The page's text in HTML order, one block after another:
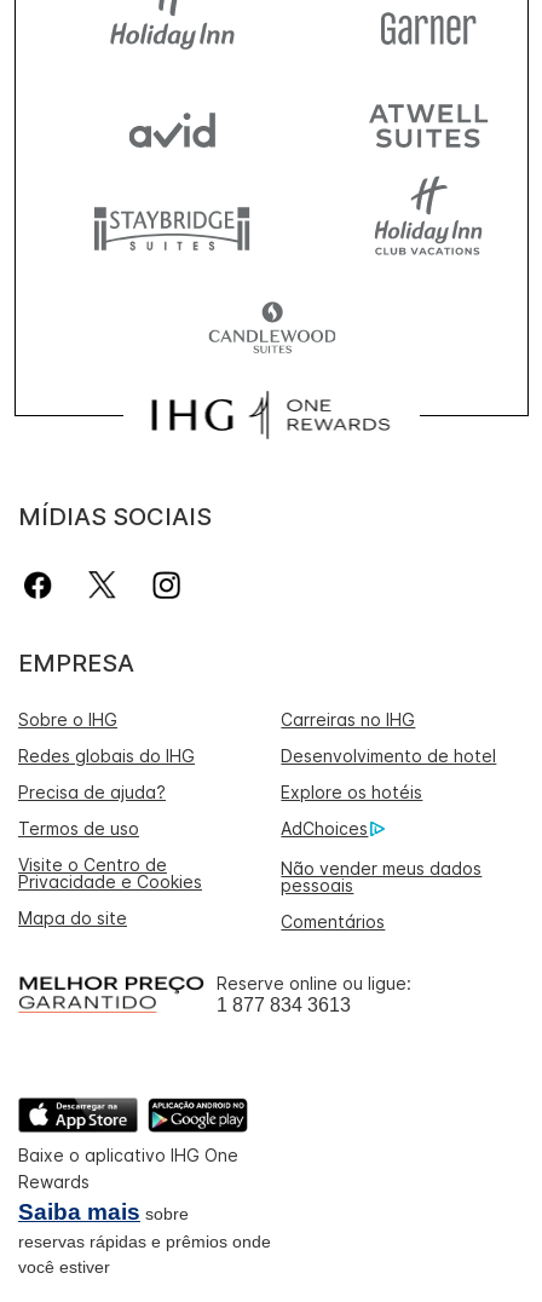
MÍDIAS SOCIAIS
EMPRESA
Sobre o IHG
Carreiras no IHG
Redes globais do IHG
Desenvolvimento de hotel
Precisa de ajuda?
Explore os hotéis
Termos de uso
AdChoices
Visite o Centro de
Privacidade e Cookies
Não vender meus dados
pessoais
Mapa do site
Comentários
Reserve online ou ligue:
1 877 834 3613
Baixe o aplicativo IHG One
Rewards
Saiba mais sobre
reservas rápidas e prêmios onde
você estiver